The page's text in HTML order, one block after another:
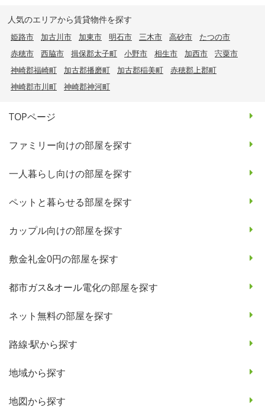
人気のエリアから賃貸物件を探す
姫路市 加古川市 加東市 明石市 三木市 高砂市
たつの市
赤穂市
西脇市 揖保郡太子町 小野市 相生市 加西市
宍粟市
神崎郡福崎町
加古郡播磨町 加古郡稲美町
赤穂郡上郡町
神崎郡市川町
神崎郡神河町
TOPページ
ファミリー向けの部屋を探す
一人暮らし向けの部屋を探す
ペットと暮らせる部屋を探す
カップル向けの部屋を探す
敷金礼金0円の部屋を探す
都市ガス&オール電化の部屋を探す
ネット無料の部屋を探す
路線·駅から探す
地域から探す
地図から探す